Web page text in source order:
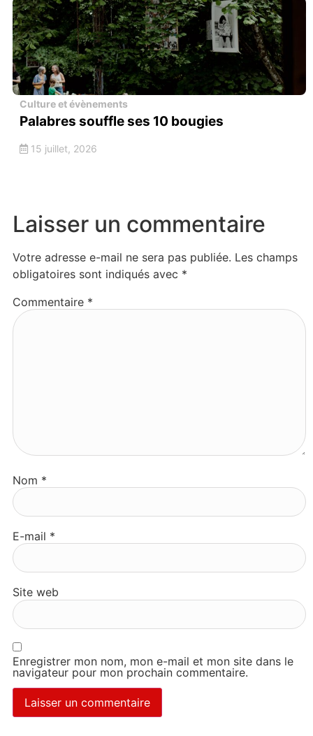
Culture et évènements
Palabres souffle ses 10 bougies
15 juillet, 2026
Laisser un commentaire
Votre adresse e-mail ne sera pas publiée. Les champs
obligatoires sont indiqués avec *
Commentaire *
Nom *
E-mail *
Site web
Enregistrer mon nom, mon e-mail et mon site dans le
navigateur pour mon prochain commentaire.